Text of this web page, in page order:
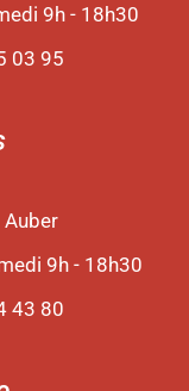
9h - 18h30
03 95
9h - 18h30
43 80